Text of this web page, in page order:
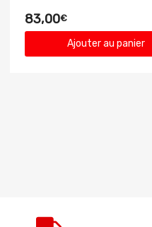
83,00€
Ajouter au panier